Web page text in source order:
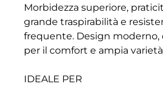
Morbidezza superiore,
grande traspirabilità e
frequente. Design
per il comfort e ampia
IDEALE PER